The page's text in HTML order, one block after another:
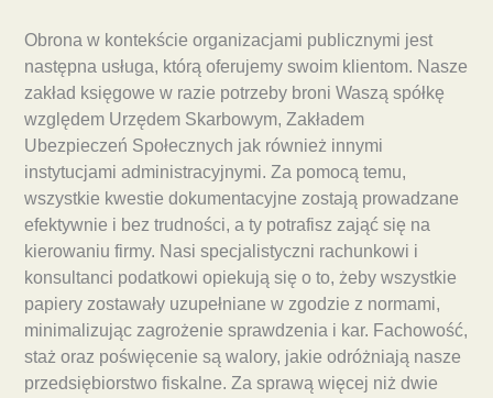
Obrona w kontekście organizacjami publicznymi jest
następna usługa, którą oferujemy swoim klientom. Nasze
zakład księgowe w razie potrzeby broni Waszą spółkę
względem Urzędem Skarbowym, Zakładem
Ubezpieczeń Społecznych jak również innymi
instytucjami administracyjnymi. Za pomocą temu,
wszystkie kwestie dokumentacyjne zostają prowadzane
efektywnie i bez trudności, a ty potrafisz zająć się na
kierowaniu firmy. Nasi specjalistyczni rachunkowi i
konsultanci podatkowi opiekują się o to, żeby wszystkie
papiery zostawały uzupełniane w zgodzie z normami,
minimalizując zagrożenie sprawdzenia i kar. Fachowość,
staż oraz poświęcenie są walory, jakie odróżniają nasze
przedsiębiorstwo fiskalne. Za sprawą więcej niż dwie